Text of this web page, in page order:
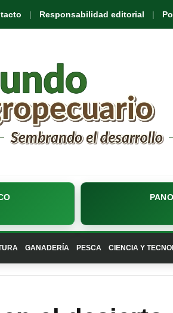
Responsabilidad editorial
GANADERÍA PESCA CIENCIA Y